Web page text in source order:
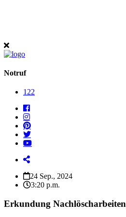
Notruf
122
24 Sep., 2024
3:20 p.m.
Erkundung Nachlöscharbeiten